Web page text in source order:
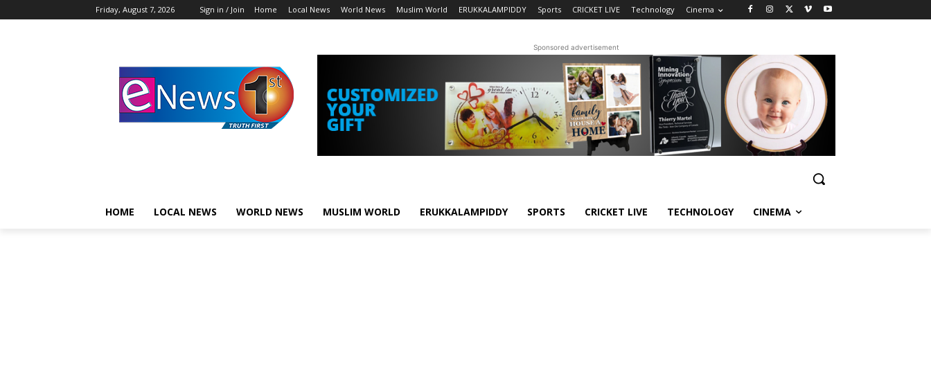
Friday, August 7, 2026 Sign in / Join Home Local News World News Muslim World ERUKKALAMPIDDY Sports CRICKET LIVE Technology Cinema
Sponsored advertisement
HOME LOCAL NEWS WORLD NEWS MUSLIM WORLD ERUKKALAMPIDDY SPORTS CRICKET LIVE TECHNOLOGY CINEMA